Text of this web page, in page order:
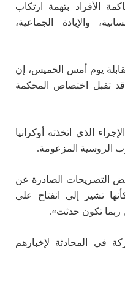
الأفراد بتهمة ارتكاب
والإبادة الجماعية،
يوم أمس الخميس، إن
تقبل اختصاص المحكمة
الذي اتخذته أوكرانيا
الروسية المزعومة.
التصريحات الصادرة عن
تشير إلى انفتاح على
ربما تكون حدثت».
في المحادثة لإخبارهم